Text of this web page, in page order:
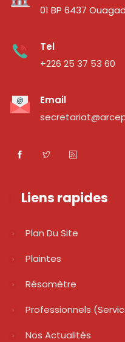
01 BP 6437
Tel
+226 25 37 53 60
Email
Liens rapides
Plan Du Site
Plaintes
Résomètre
Professionnels
Nos Actualités